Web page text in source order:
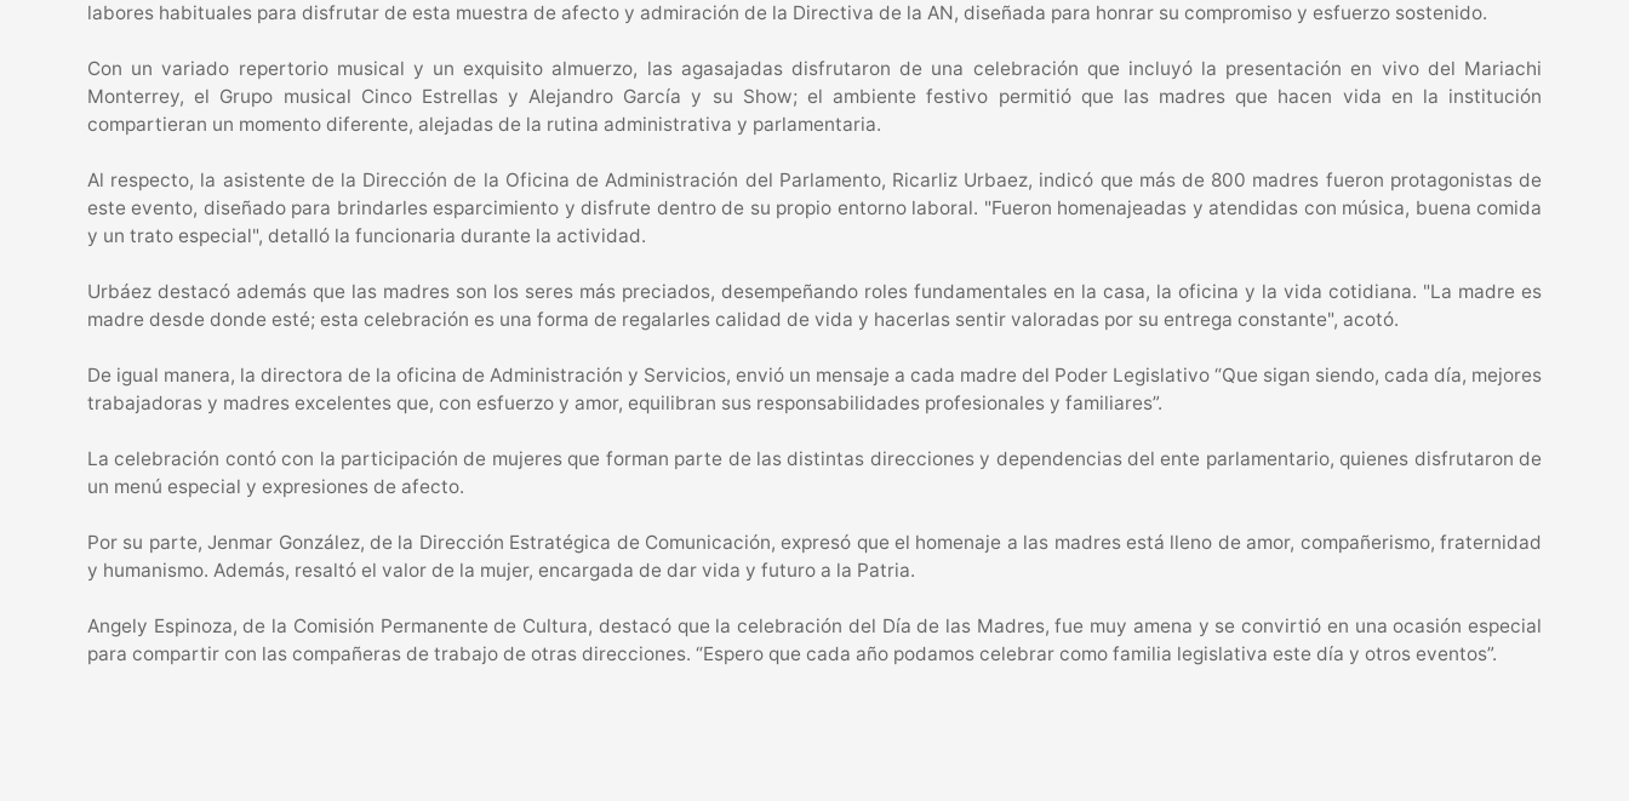
labores habituales para disfrutar de esta muestra de afecto y admiración de la Directiva de la AN, diseñada para honrar su compromiso y esfuerzo sostenido.
Con un variado repertorio musical y un exquisito almuerzo, las agasajadas disfrutaron de una celebración que incluyó la presentación en vivo del Mariachi
Monterrey, el Grupo musical Cinco Estrellas y Alejandro García y su Show; el ambiente festivo permitió que las madres que hacen vida en la institución
compartieran un momento diferente, alejadas de la rutina administrativa y parlamentaria.
Al respecto, la asistente de la Dirección de la Oficina de Administración del Parlamento, Ricarliz Urbaez, indicó que más de 800 madres fueron protagonistas de
este evento, diseñado para brindarles esparcimiento y disfrute dentro de su propio entorno laboral. "Fueron homenajeadas y atendidas con música, buena comida
y un trato especial", detalló la funcionaria durante la actividad.
Urbáez destacó además que las madres son los seres más preciados, desempeñando roles fundamentales en la casa, la oficina y la vida cotidiana. "La madre es
madre desde donde esté; esta celebración es una forma de regalarles calidad de vida y hacerlas sentir valoradas por su entrega constante", acotó.
De igual manera, la directora de la oficina de Administración y Servicios, envió un mensaje a cada madre del Poder Legislativo “Que sigan siendo, cada día, mejores
trabajadoras y madres excelentes que, con esfuerzo y amor, equilibran sus responsabilidades profesionales y familiares”.
La celebración contó con la participación de mujeres que forman parte de las distintas direcciones y dependencias del ente parlamentario, quienes disfrutaron de
un menú especial y expresiones de afecto.
Por su parte, Jenmar González, de la Dirección Estratégica de Comunicación, expresó que el homenaje a las madres está lleno de amor, compañerismo, fraternidad
y humanismo. Además, resaltó el valor de la mujer, encargada de dar vida y futuro a la Patria.
Angely Espinoza, de la Comisión Permanente de Cultura, destacó que la celebración del Día de las Madres, fue muy amena y se convirtió en una ocasión especial
para compartir con las compañeras de trabajo de otras direcciones. “Espero que cada año podamos celebrar como familia legislativa este día y otros eventos”.